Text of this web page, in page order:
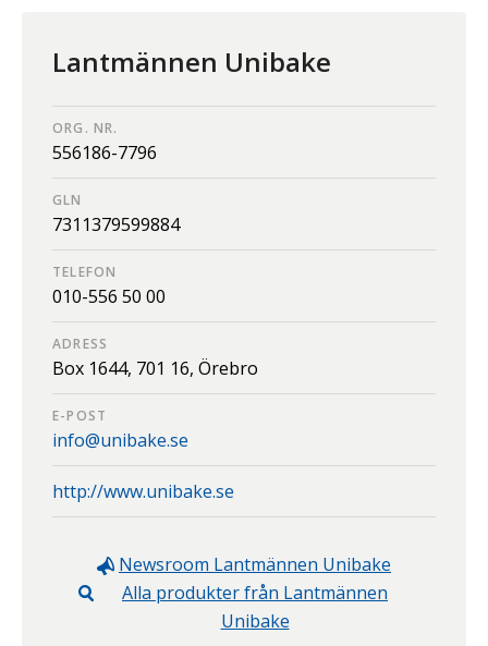
Lantmännen Unibake
ORG. NR.
556186-7796
GLN
7311379599884
TELEFON
010-556 50 00
ADRESS
Box 1644, 701 16, Örebro
E-POST
info@unibake.se
http://www.unibake.se
Newsroom Lantmännen Unibake
Alla produkter från Lantmännen
Unibake